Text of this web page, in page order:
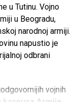
u Tutinu. Vojno
u Beogradu,
narodnoj armiji.
napustio je
odbrani
vojnih